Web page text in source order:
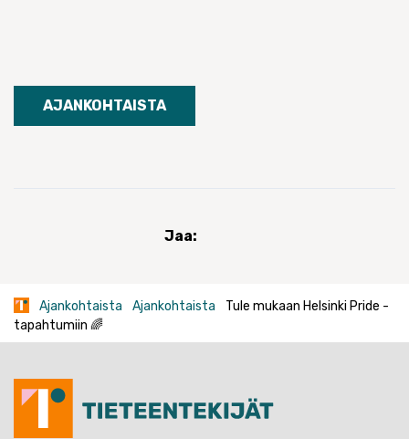
AJANKOHTAISTA
Jaa:
Ajankohtaista Ajankohtaista
Tule mukaan Helsinki Pride -
tapahtumiin 🌈